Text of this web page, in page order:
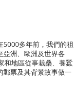
多年前，我們的祖
亞洲、歐洲及世界各
和地區從事栽桑、養蠶
郵票及其背景故事做一